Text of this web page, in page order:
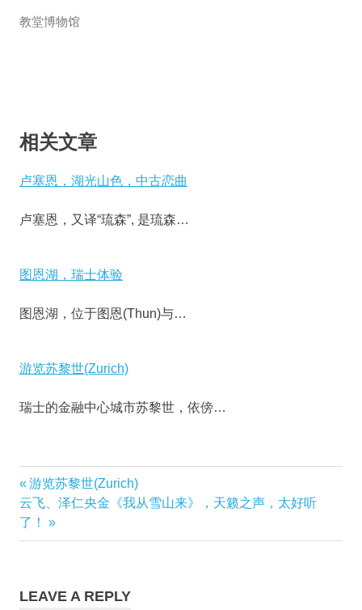
教堂博物馆
相关文章
卢塞恩，湖光山色，中古恋曲
卢塞恩，又译“琉森”, 是琉森…
图恩湖，瑞士体验
图恩湖，位于图恩(Thun)与…
游览苏黎世(Zurich)
瑞士的金融中心城市苏黎世，依傍…
Stein
am
Rhein
莱
文
章
Previous
Post:
游览苏黎世(Zurich)
Next
Post:
云飞、泽仁央金《我从雪山来》，天籁之声，太好听
了！
LEAVE A REPLY